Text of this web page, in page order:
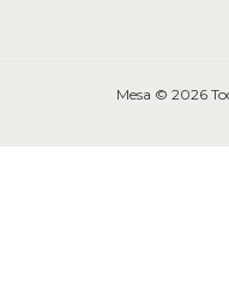
Mesa © 2026